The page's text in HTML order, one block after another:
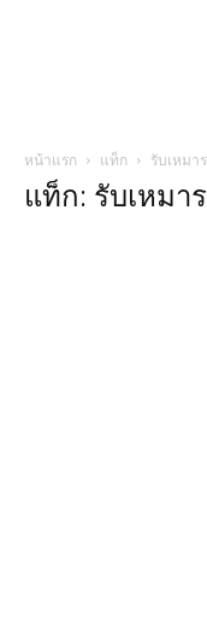
หน้าแรก แท็ก รับเหมา
แท็ก: รับเหมา